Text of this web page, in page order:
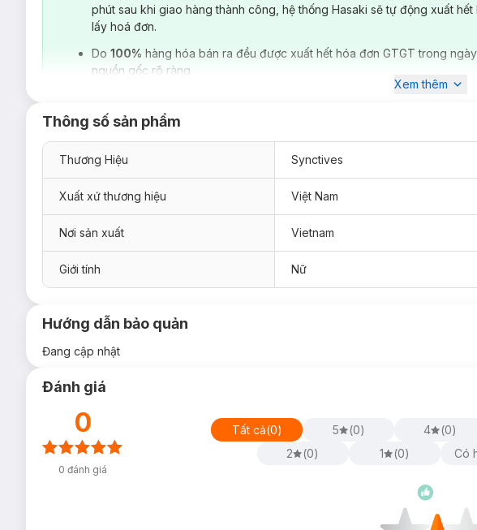
phút sau khi giao hàng thành công, hệ thống Hasaki sẽ tự động xuất
lấy hoá đơn.
Do 100% hàng hóa bán ra đều được xuất hết hóa đơn GTGT trong
nguồn gốc rõ ràng.
Xem thêm
Thông số sản phẩm
Thương Hiệu Synctives
Xuất xứ thương hiệu Việt Nam
Nơi sản xuất Vietnam
Giới tính Nữ
Hướng dẫn bảo quản
Đang cập nhật
Đánh giá
0
0 đánh giá
Tất cả(0) 5 (0) 4 (0)
2
(0) 1 (0) Có